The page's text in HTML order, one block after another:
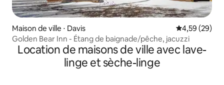
Maison de ville ⋅ Davis Évaluation
4,59 (29)
Golden Bear Inn - Étang de baignade/pêche, jacuzzi
Location de maisons de ville avec lave-
linge et sèche-linge